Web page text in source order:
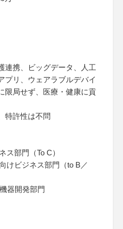
連携、ビッグデータ、人工
プリ、ウェアラブルデバイ
限局せず、医療・健康に貢
特許性は不問
ス部門（To C）
けビジネス部門（to B／
器開発部門